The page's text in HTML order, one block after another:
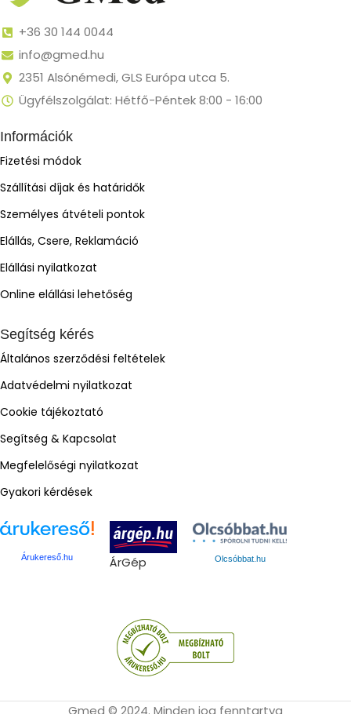
+36 30 144 0044
info@gmed.hu
2351 Alsónémedi, GLS Európa utca 5.
Ügyfélszolgálat: Hétfő-Péntek 8:00 - 16:00
Információk
Fizetési módok
Szállítási díjak és határidők
Személyes átvételi pontok
Elállás, Csere, Reklamáció
Elállási nyilatkozat
Online elállási lehetőség
Segítség kérés
Általános szerződési feltételek
Adatvédelmi nyilatkozat
Cookie tájékoztató
Segítség & Kapcsolat
Megfelelőségi nyilatkozat
Gyakori kérdések
Árukereső.hu ÁrGép Olcsóbbat.hu
Gmed © 2024. Minden jog fenntartva